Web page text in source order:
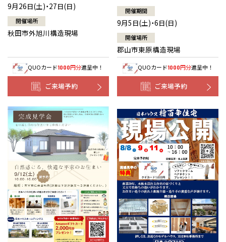
9月26日(土)・27日(日)
開催場所
秋田市外旭川構造現場
QUOカード1000円分進呈中！
ご来場予約
開催期間
9月5日(土)・6日(日)
開催場所
郡山市東原構造現場
QUOカード1000円分進呈中！
ご来場予約